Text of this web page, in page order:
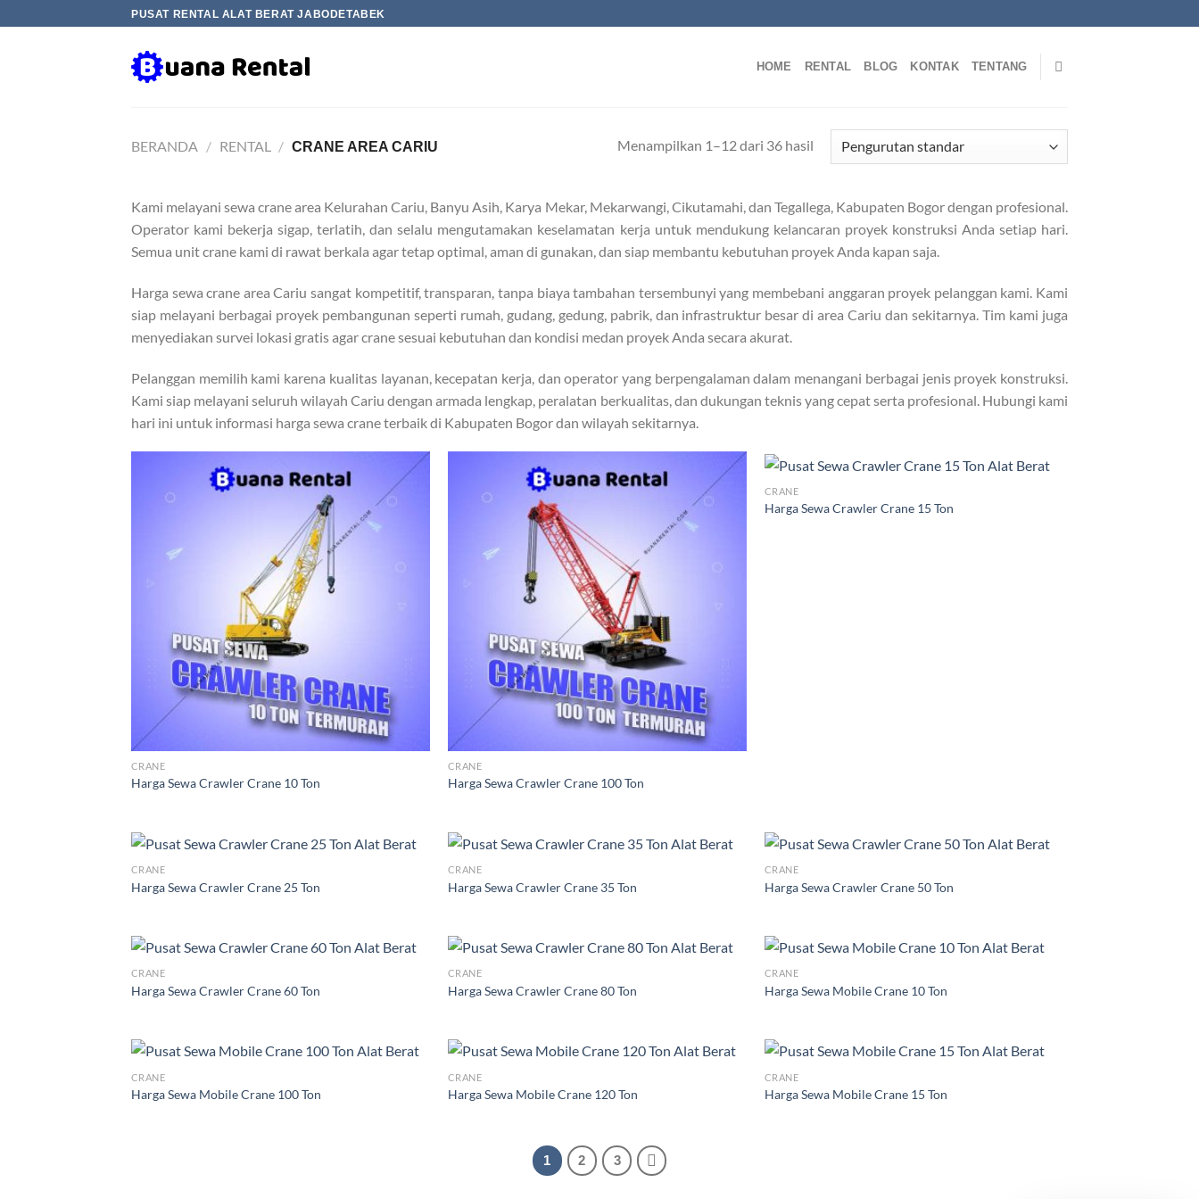
to
PUSAT RENTAL ALAT BERAT JABODETABEK
HOME RENTAL BLOG KONTAK TENTANG
BERANDA / RENTAL / CRANE AREA CARIU Menampilkan 1–12 dari 36 hasil
Kami melayani sewa crane area Kelurahan Cariu, Banyu Asih, Karya Mekar, Mekarwangi, Cikutamahi, dan Tegallega, Kabupaten Bogor dengan profesional.
Operator kami bekerja sigap, terlatih, dan selalu mengutamakan keselamatan kerja untuk mendukung kelancaran proyek konstruksi Anda setiap hari.
Semua unit crane kami di rawat berkala agar tetap optimal, aman di gunakan, dan siap membantu kebutuhan proyek Anda kapan saja.
Harga sewa crane area Cariu sangat kompetitif, transparan, tanpa biaya tambahan tersembunyi yang membebani anggaran proyek pelanggan kami. Kami
siap melayani berbagai proyek pembangunan seperti rumah, gudang, gedung, pabrik, dan infrastruktur besar di area Cariu dan sekitarnya. Tim kami juga
menyediakan survei lokasi gratis agar crane sesuai kebutuhan dan kondisi medan proyek Anda secara akurat.
Pelanggan memilih kami karena kualitas layanan, kecepatan kerja, dan operator yang berpengalaman dalam menangani berbagai jenis proyek konstruksi.
Kami siap melayani seluruh wilayah Cariu dengan armada lengkap, peralatan berkualitas, dan dukungan teknis yang cepat serta profesional. Hubungi kami
hari ini untuk informasi harga sewa crane terbaik di Kabupaten Bogor dan wilayah sekitarnya.
CRANE
Harga Sewa Crawler Crane 10 Ton
CRANE
Harga Sewa Crawler Crane 100 Ton
CRANE
Harga Sewa Crawler Crane 15 Ton
CRANE
Harga Sewa Crawler Crane 25 Ton
CRANE
Harga Sewa Crawler Crane 35 Ton
CRANE
Harga Sewa Crawler Crane 50 Ton
CRANE
Harga Sewa Crawler Crane 60 Ton
CRANE
Harga Sewa Crawler Crane 80 Ton
CRANE
Harga Sewa Mobile Crane 10 Ton
CRANE
Harga Sewa Mobile Crane 100 Ton
CRANE
Harga Sewa Mobile Crane 120 Ton
CRANE
Harga Sewa Mobile Crane 15 Ton
1 2 3